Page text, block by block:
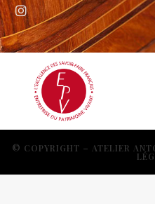
© COPYRIGHT – ATELIER